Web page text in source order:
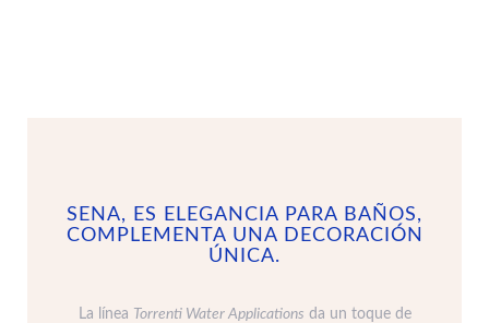
SENA, ES ELEGANCIA PARA BAÑOS,
COMPLEMENTA UNA DECORACIÓN
ÚNICA.
La línea Torrenti Water Applications da un toque de